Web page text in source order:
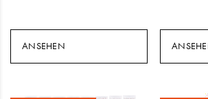
ANSEHEN